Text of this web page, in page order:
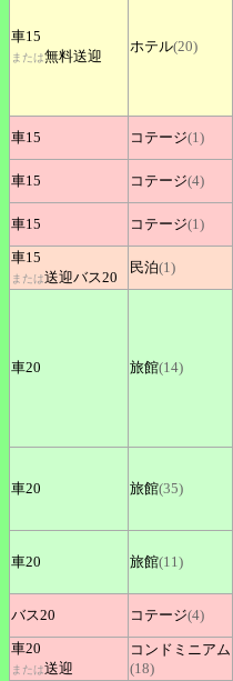
車15
または無料送迎
ホテル(20)
車15
コテージ(1)
車15 コテージ(4)
車15 コテージ(1)
車15
または送迎バス20
民泊(1)
車20 旅館(14)
車20 旅館(35)
車20 旅館(11)
バス20 コテージ(4)
車20
または送迎
コンドミニアム
(18)